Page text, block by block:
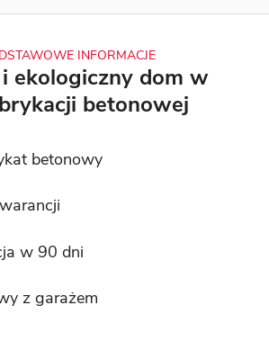
INFORMACJE
ekologiczny dom w
betonowej
betonowy
w 90 dni
z garażem